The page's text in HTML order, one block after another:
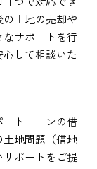
土地の売却や
サポートを行
して相談いた
トローンの借
土地問題（借地
ポートをご提